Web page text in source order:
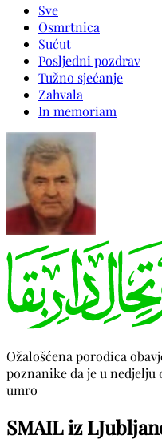
Sve
Osmrtnica
Sućut
Posljedni pozdrav
Tužno sjećanje
Zahvala
In memoriam
Ožalošćena porodica
poznanike da je u nedjelju
umro
SMAIL iz